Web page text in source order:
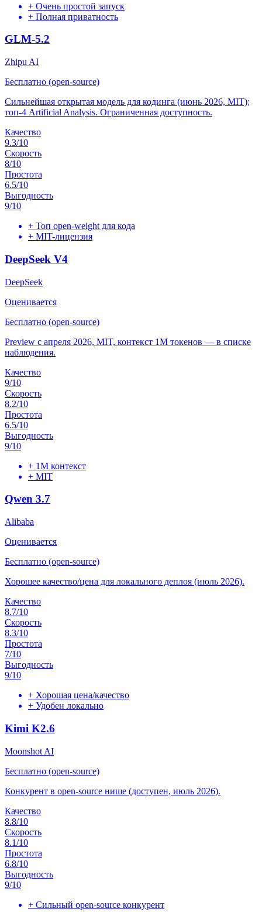
+ Очень простой запуск
+ Полная приватность
GLM-5.2
Zhipu AI
Бесплатно (open-source)
Сильнейшая открытая модель для кодинга (июнь 2026, MIT);
топ-4 Artificial Analysis. Ограниченная доступность.
Качество
9.3/10
Скорость
8/10
Простота
6.5/10
Выгодность
9/10
+ Топ open-weight для кода
+ MIT-лицензия
DeepSeek V4
DeepSeek
Оценивается
Бесплатно (open-source)
Preview с апреля 2026, MIT, контекст 1M токенов — в списке
наблюдения.
Качество
9/10
Скорость
8.2/10
Простота
6.5/10
Выгодность
9/10
+ 1M контекст
+ MIT
Qwen 3.7
Alibaba
Оценивается
Бесплатно (open-source)
Хорошее качество/цена для локального деплоя (июль 2026).
Качество
8.7/10
Скорость
8.3/10
Простота
7/10
Выгодность
9/10
+ Хорошая цена/качество
+ Удобен локально
Kimi K2.6
Moonshot AI
Бесплатно (open-source)
Конкурент в open-source нише (доступен, июль 2026).
Качество
8.8/10
Скорость
8.1/10
Простота
6.8/10
Выгодность
9/10
+ Сильный open-source конкурент